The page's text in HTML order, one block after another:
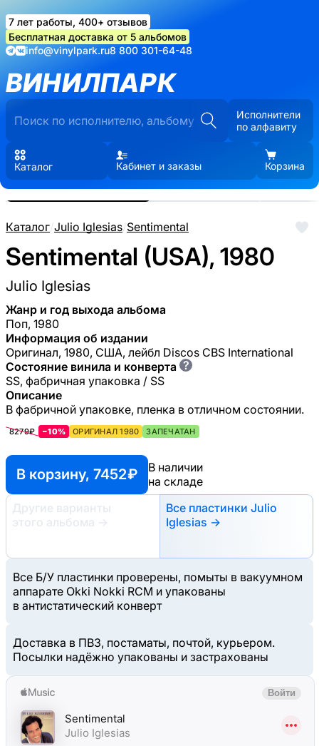
7 лет работы, 400+ отзывов
Бесплатная доставка от 5 альбомов
info@vinylpark.ru8 800 301-64-48
ВИНИЛПАРК
Исполнители
по алфавиту
Каталог Кабинет и заказы Корзина
Каталог/Julio Iglesias/Sentimental
Sentimental (USA), 1980
Julio Iglesias
Жанр и год выхода альбома
Поп, 1980
Информация об издании
Оригинал, 1980, США, лейбл Discos CBS International
Состояние винила и конверта ?
SS, фабричная упаковка / SS
Описание
В фабричной упаковке, пленка в отличном состоянии.
8279₽ −10% ОРИГИНАЛ 1980 ЗАПЕЧАТАН
В корзину, 7452 ₽
В наличии
на складе
Другие варианты
этого альбома
→
Все пластинки Julio
Iglesias →
Все Б/У пластинки проверены, помыты в вакуумном
аппарате Okki Nokki RCM и упакованы
в антистатический конверт
Доставка в ПВЗ, постаматы, почтой, курьером.
Посылки надёжно упакованы и застрахованы
Реальные фото пластинки.
Нажмите, чтобы увеличить